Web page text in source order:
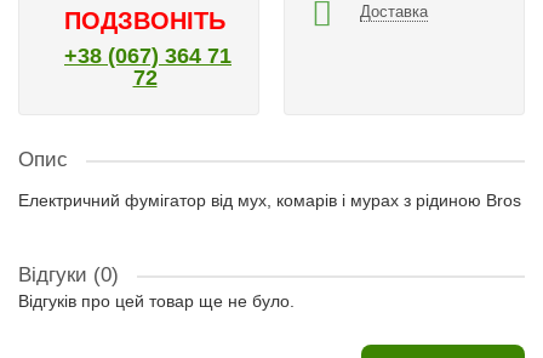
ПОДЗВОНІТЬ
+38 (067) 364 71
72
Доставка
Опис
Електричний фумігатор від мух, комарів і мурах з рідиною Bros
Відгуки (0)
Відгуків про цей товар ще не було.